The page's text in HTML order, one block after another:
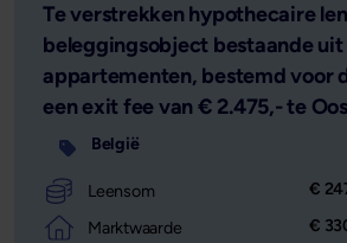
Te verstrekken hypothecaire
beleggingsobject bestaande
appartementen, bestemd voor
een exit fee van € 2.475,- te
België
Leensom
€
Marktwaarde
€